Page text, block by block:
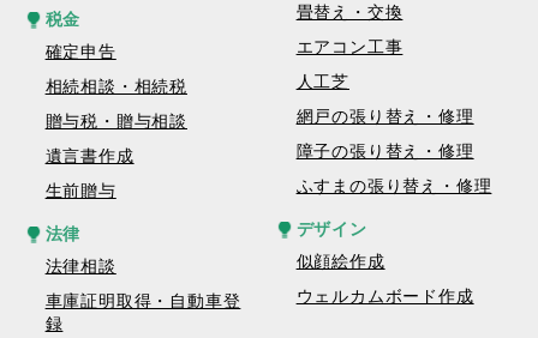
税金
確定申告
相続相談・相続税
贈与税・贈与相談
遺言書作成
生前贈与
法律
法律相談
車庫証明取得・自動車登
録
畳替え・交換
エアコン工事
人工芝
網戸の張り替え・修理
障子の張り替え・修理
ふすまの張り替え・修理
デザイン
似顔絵作成
ウェルカムボード作成